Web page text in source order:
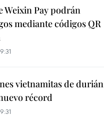
Weixin Pay podrán
mediante códigos QR
vietnamitas de durián
récord